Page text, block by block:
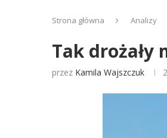
Strona główna Analizy
Tak drożały
przez Kamila Wajszczuk